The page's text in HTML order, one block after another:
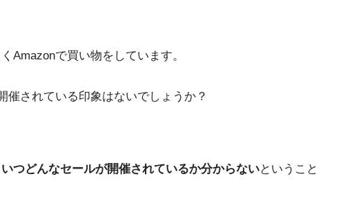
Amazonで買い物をしています。
催されている印象はないでしょうか？
いつどんなセールが開催されているか分からないということ